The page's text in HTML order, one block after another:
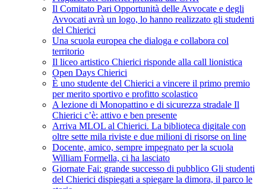
Il Comitato Pari Opportunità delle Avvocate e degli
Avvocati avrà un logo, lo hanno realizzato gli studenti
del Chierici
Una scuola europea che dialoga e collabora col
territorio
Il liceo artistico Chierici risponde alla call lionistica
Open Days Chierici
È uno studente del Chierici a vincere il primo premio
per merito sportivo e profitto scolastico
A lezione di Monopattino e di sicurezza stradale Il
Chierici c’è: attivo e ben presente
Arriva MLOL al Chierici. La biblioteca digitale con
oltre sette mila riviste e due milioni di risorse on line
Docente, amico, sempre impegnato per la scuola
William Formella, ci ha lasciato
Giornate Fai: grande successo di pubblico Gli studenti
del Chierici dispiegati a spiegare la dimora, il parco le